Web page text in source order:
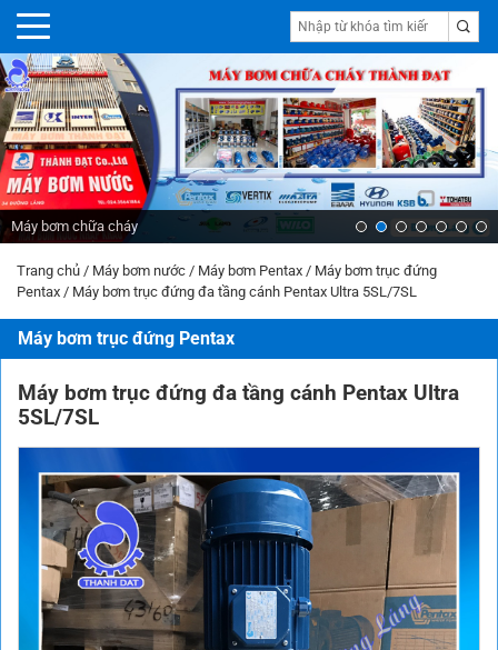
Máy bơm nước Ebara
Trang chủ / Máy bơm nước / Máy bơm Pentax / Máy bơm trục đứng
Pentax / Máy bơm trục đứng đa tầng cánh Pentax Ultra 5SL/7SL
Máy bơm trục đứng Pentax
Máy bơm trục đứng đa tầng cánh Pentax Ultra
5SL/7SL